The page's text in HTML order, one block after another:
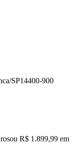
SP14400-900
ou R$ 1.899,99 em